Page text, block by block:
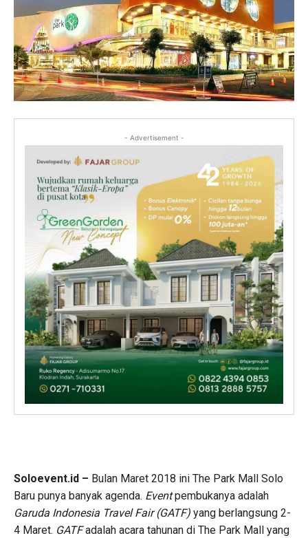
- Advertisement -
Soloevent.id – Bulan Maret 2018 ini The Park Mall Solo
Baru punya banyak agenda. Eventpembukanya adalah
Garuda Indonesia Travel Fair (GATF) yang berlangsung 2-
4 Maret. GATFadalah acara tahunan di The Park Mall yang